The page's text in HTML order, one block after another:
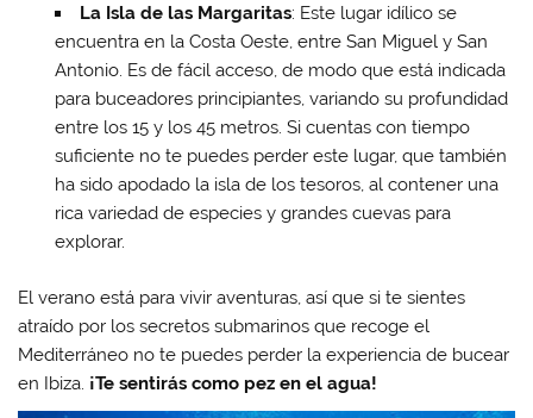
La Isla de las Margaritas: Este lugar idílico se
encuentra en la Costa Oeste, entre San Miguel y San
Antonio. Es de fácil acceso, de modo que está indicada
para buceadores principiantes, variando su profundidad
entre los 15 y los 45 metros. Si cuentas con tiempo
suficiente no te puedes perder este lugar, que también
ha sido apodado la isla de los tesoros, al contener una
rica variedad de especies y grandes cuevas para
explorar.
El verano está para vivir aventuras, así que si te sientes
atraído por los secretos submarinos que recoge el
Mediterráneo no te puedes perder la experiencia de bucear
en Ibiza. ¡Te sentirás como pez en el agua!